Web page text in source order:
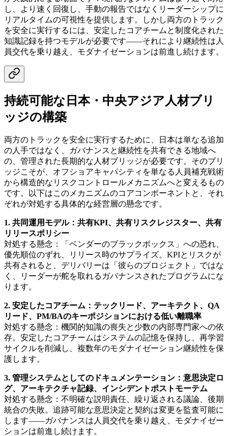
し、より速く回復し、手動の報告ではなくリーダーシップに
リアルタイムの可視性を提供します。しかし両方のトラック
を安全に実行するには、安定したコアチームと制度化された
知識記録を持つモデルが必要です——それにより継続性は人
員交代を乗り越え、モダナイゼーションは前進し続けます。
持続可能な日本・中央アジア人材ブリ
ッジの構築
両方のトラックを安全に実行するために、日本は単なる追加
の人手ではなく、ガバナンスと継続性を共有できる地域へ
の、管理された長期的な人材ブリッジが必要です。そのブリ
ッジこそが、オフショアキャパシティを単なる人員補充戦術
から構造的なリスクコントロールメカニズムへと変えるもの
です。以下はこのメカニズムのコアコンポーネントと、それ
ぞれが対処する具体的な経営層の懸念です。
1. 共同運用モデル：共有KPI、共有リスクレジスター、共有
リリースポリシー
対処する懸念：「ベンダーのブラックボックス」への恐れ、
優先順位のずれ、リリース時のサプライズ。KPIとリスクが
共有されると、デリバリーは「彼らのプロジェクト」ではな
く、リーダーが舵を取れるガバナンスされたプログラムにな
ります。
2. 安定したコアチーム：テックリード、アーキテクト、QA
リード、PM/BAのキーポジションにおける低い離職率
対処する懸念：機関的知識の喪失と少数の内部専門家への依
存。安定したコアチームはシステムの記憶を保持し、再学習
サイクルを削減し、複数年のモダナイゼーション継続性を保
護します。
3. 管理システムとしてのドキュメンテーション：意思決定ロ
グ、アーキテクチャ記録、インシデントポストモーテム
対処する懸念：不明確な説明責任、繰り返される議論、後期
統合の失敗。追跡可能な意思決定と契約は変更を監査可能に
します——ガバナンスは人員交代を乗り越え、モダナイゼー
ションは前進し続けます。